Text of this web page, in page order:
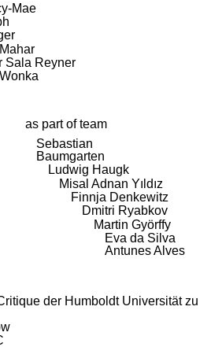
Mae
Sala Reyner
as part of team
Sebastian
Baumgarten
Ludwig Haugk
Misal Adnan Yıldız
Finnja Denkewitz
Dmitri Ryabkov
Martin Györffy
Eva da Silva
Antunes Alves
der Humboldt Universität zu